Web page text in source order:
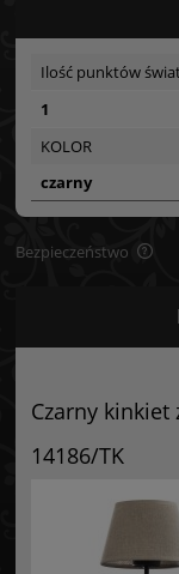
Ilość punktów
1
KOLOR
czarny
Bezpieczeństwo
Certyfikaty i
Starzyńskiego 6
42-224 Częstochowa,
info@goldsun-
Czarny kinkiet
14186/TK